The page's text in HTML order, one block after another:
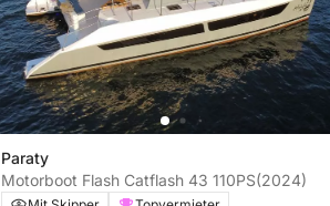
Paraty
Motorboot Flash Catflash 43 110PS(2024)